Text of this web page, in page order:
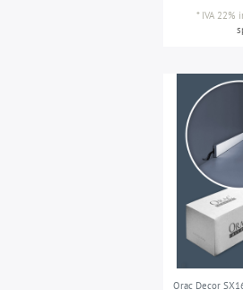
* IVA 22%
Orac Decor